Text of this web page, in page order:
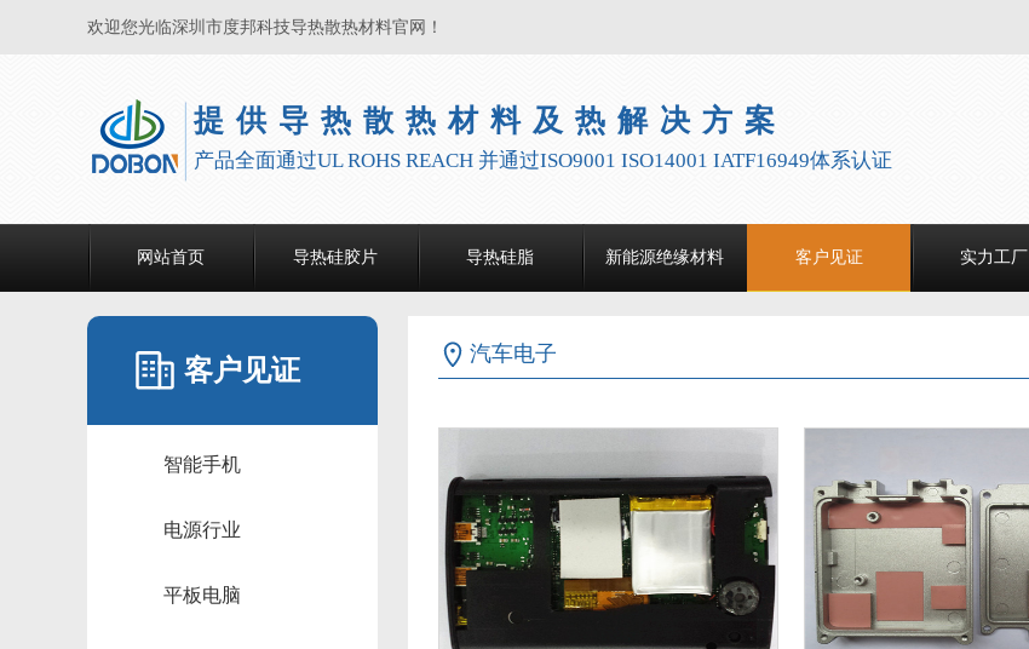
欢迎您光临深圳市度邦科技导热散热材料官网！
提供导热散热材料及热解决方案
产品全面通过UL ROHS REACH 并通过ISO9001 ISO14001 IATF16949体系认证
网站首页 导热硅胶片 导热硅脂 新能源绝缘材料 客户见证 实力工厂
客户见证
智能手机
电源行业
平板电脑
汽车电子